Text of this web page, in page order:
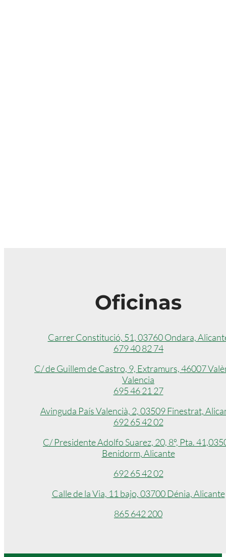
Oficinas
Carrer Constitució, 51, 03760 Ondara,
679 40 82 74
C/ de Guillem de Castro, 9, Extramurs, 46007
Valencia
695 46 21 27
Avinguda País Valencià, 2, 03509 Finestrat,
692 65 42 02
C/ Presidente Adolfo Suarez, 20, 8º, Pta.
Benidorm, Alicante
692 65 42 02
Calle de la Via, 11 bajo, 03700 Dénia, Alicante
865 642 200